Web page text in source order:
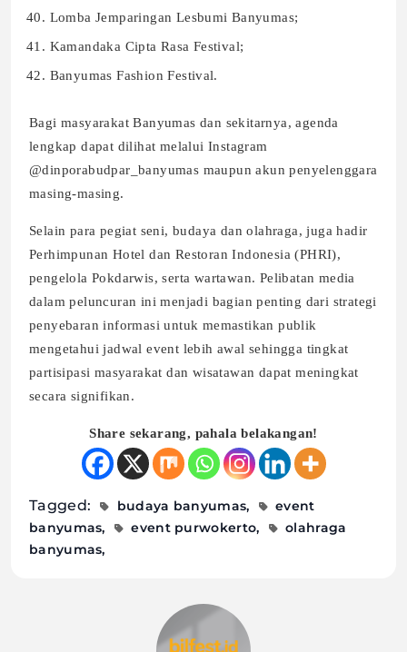
Lomba Jemparingan Lesbumi Banyumas;
Kamandaka Cipta Rasa Festival;
Banyumas Fashion Festival.
Bagi masyarakat Banyumas dan sekitarnya, agenda
lengkap dapat dilihat melalui Instagram
@dinporabudpar_banyumas maupun akun penyelenggara
masing-masing.
Selain para pegiat seni, budaya dan olahraga, juga hadir
Perhimpunan Hotel dan Restoran Indonesia (PHRI),
pengelola Pokdarwis, serta wartawan. Pelibatan media
dalam peluncuran ini menjadi bagian penting dari strategi
penyebaran informasi untuk memastikan publik
mengetahui jadwal event lebih awal sehingga tingkat
partisipasi masyarakat dan wisatawan dapat meningkat
secara signifikan.
Share sekarang, pahala belakangan!
Tagged: budaya banyumas
event
banyumas
event purwokerto
olahraga
banyumas